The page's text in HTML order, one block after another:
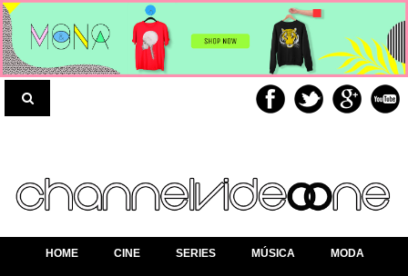
HOME CINE SERIES MÚSICA MODA